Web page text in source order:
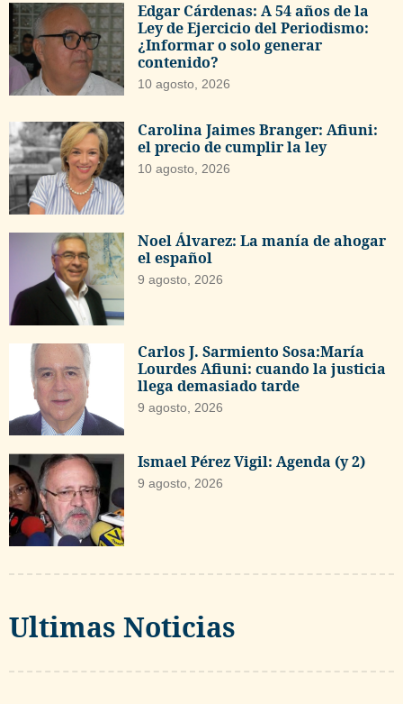
Edgar Cárdenas: A 54 años de la
Ley de Ejercicio del Periodismo:
¿Informar o solo generar
contenido?
10 agosto, 2026
Carolina Jaimes Branger: Afiuni:
el precio de cumplir la ley
10 agosto, 2026
Noel Álvarez: La manía de ahogar
el español
9 agosto, 2026
Carlos J. Sarmiento Sosa:María
Lourdes Afiuni: cuando la justicia
llega demasiado tarde
9 agosto, 2026
Ismael Pérez Vigil: Agenda (y 2)
9 agosto, 2026
Ultimas Noticias